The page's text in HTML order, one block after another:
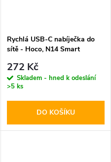
Rychlá USB-C nabíječka do
sítě - Hoco, N14 Smart
272 Kč
Skladem - hned k odeslání
>5 ks
DO KOŠÍKU